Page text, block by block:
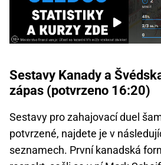
Sestavy Kanady a
zápas (potvrzeno 16:20)
Sestavy pro zahajovací duel
potvrzené, najdete je v
seznamech. První kanadská